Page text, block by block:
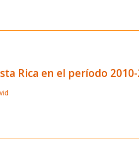
Rica en el período